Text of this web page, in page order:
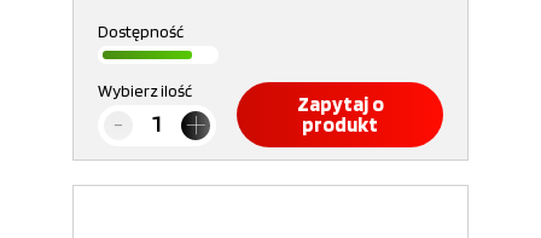
Dostępność
Wybierz ilość
Zapytaj o
produkt